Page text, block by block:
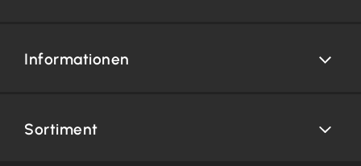
Informationen
Sortiment